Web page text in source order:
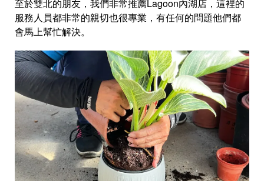
至於雙北的朋友，我們非常推薦Lagoon內湖店，這裡的
服務人員都非常的親切也很專業，有任何的問題他們都
會馬上幫忙解決。